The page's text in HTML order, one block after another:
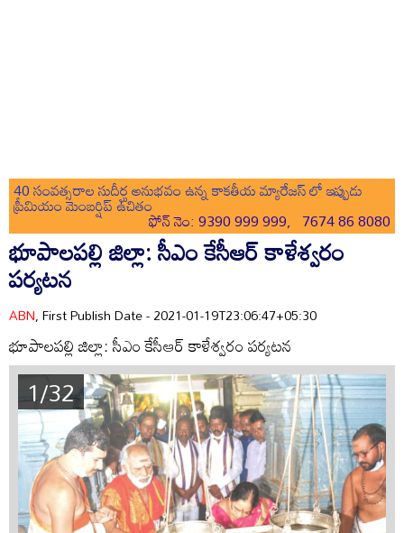
40 సంవత్సరాల సుదీర్ఘ అనుభవం ఉన్న కాకతీయ మ్యారేజస్ లో ఇప్పుడు
ప్రీమియం మెంబర్షిప్ ఉచితం
ఫోన్ నెం: 9390 999 999, 7674 86 8080
భూపాలపల్లి జిల్లా: సీఎం కేసీఆర్ కాళేశ్వరం
పర్యటన
ABN, First Publish Date - 2021-01-19T23:06:47+05:30
భూపాలపల్లి జిల్లా: సీఎం కేసీఆర్ కాళేశ్వరం పర్యటన
1/32